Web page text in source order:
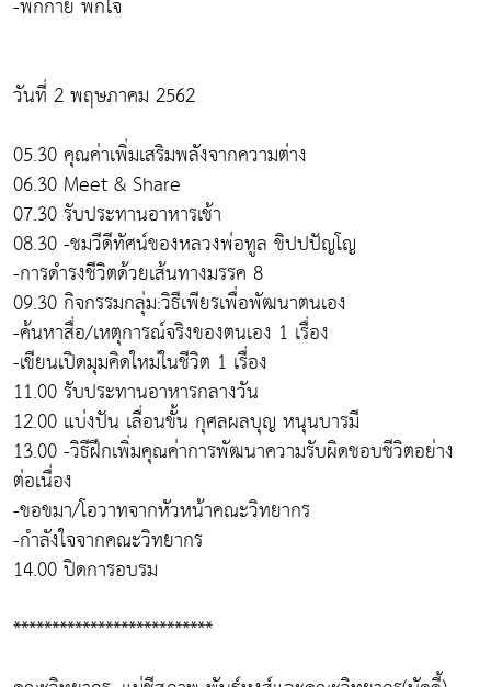
วันที่ 2 พฤษภาคม 2562
05.30 คุณค่าเพิ่มเสริมพลังจากความต่าง
06.30 Meet & Share
07.30 รับประทานอาหารเช้า
08.30 -ชมวีดีทัศน์ของหลวงพ่อทูล ขิปปปัญโญ
-การดำรงชีวิตด้วยเส้นทางมรรค 8
09.30 กิจกรรมกลุ่ม:วิธีเพียรเพื่อพัฒนาตนเอง
-ค้นหาสื่อ/เหตุการณ์จริงของตนเอง 1 เรื่อง
-เขียนเปิดมุมคิดใหม่ในชีวิต 1 เรื่อง
11.00 รับประทานอาหารกลางวัน
12.00 แบ่งปัน เลื่อนขั้น กุศลผลบุญ หนุนบารมี
13.00 -วิธีฝึกเพิ่มคุณค่าการพัฒนาความรับผิดชอบชีวิตอย่าง
ต่อเนื่อง
-ขอขมา/โอวาทจากหัวหน้าคณะวิทยากร
-กำลังใจจากคณะวิทยากร
14.00 ปิดการอบรม
**************************